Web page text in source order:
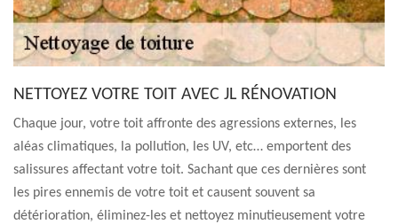
NETTOYEZ VOTRE TOIT AVEC JL RÉNOVATION
Chaque jour, votre toit affronte des agressions externes, les
aléas climatiques, la pollution, les UV, etc… emportent des
salissures affectant votre toit. Sachant que ces dernières sont
les pires ennemis de votre toit et causent souvent sa
détérioration, éliminez-les et nettoyez minutieusement votre